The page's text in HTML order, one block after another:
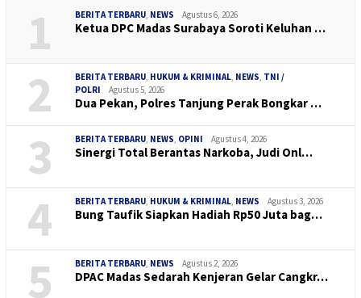
1 BERITA TERBARU, NEWS Agustus 6, 2026
Ketua DPC Madas Surabaya Soroti Keluhan …
2 BERITA TERBARU, HUKUM & KRIMINAL, NEWS, TNI /
POLRI
Agustus 5, 2026
Dua Pekan, Polres Tanjung Perak Bongkar …
3 BERITA TERBARU, NEWS, OPINI Agustus 4, 2026
Sinergi Total Berantas Narkoba, Judi Onl…
4 BERITA TERBARU, HUKUM & KRIMINAL, NEWS Agustus 3, 2026
Bung Taufik Siapkan Hadiah Rp50 Juta bag…
5 BERITA TERBARU, NEWS Agustus 2, 2026
DPAC Madas Sedarah Kenjeran Gelar Cangkr…